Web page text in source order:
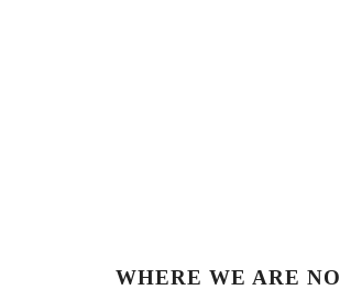
WHERE WE ARE